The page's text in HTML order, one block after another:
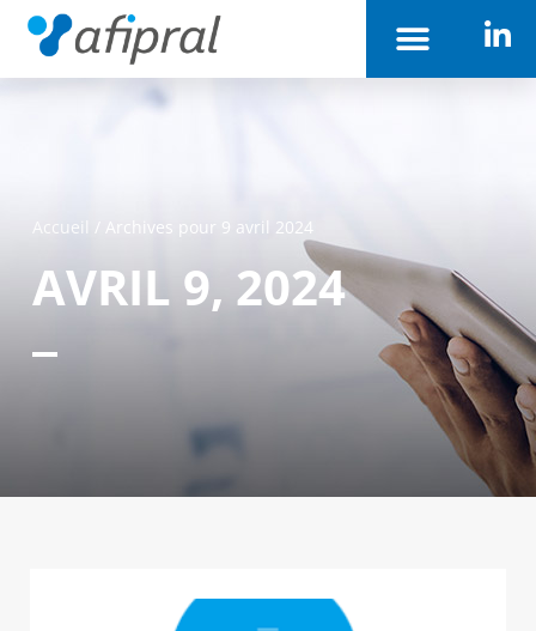
Accueil / Archives pour 9 avril 2024
AVRIL 9, 2024